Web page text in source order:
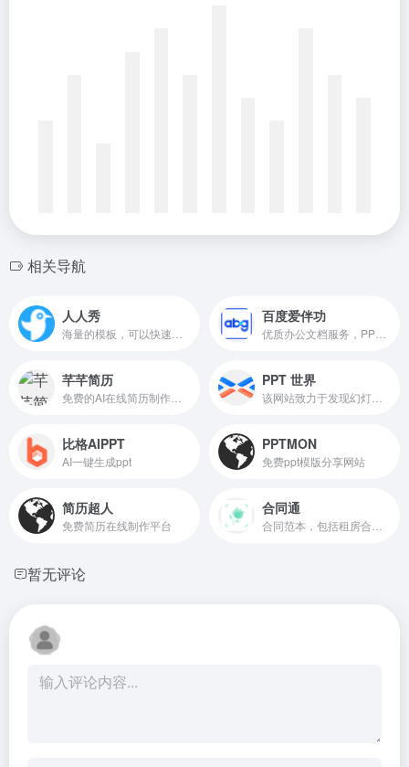
相关导航
人人秀 百度爱伴功
芊芊简历 PPT 世界
比格AIPPT
AI一键生成ppt
PPTMON
免费ppt模版分享网站
简历超人
免费简历在线制作平台
合同通
暂无评论